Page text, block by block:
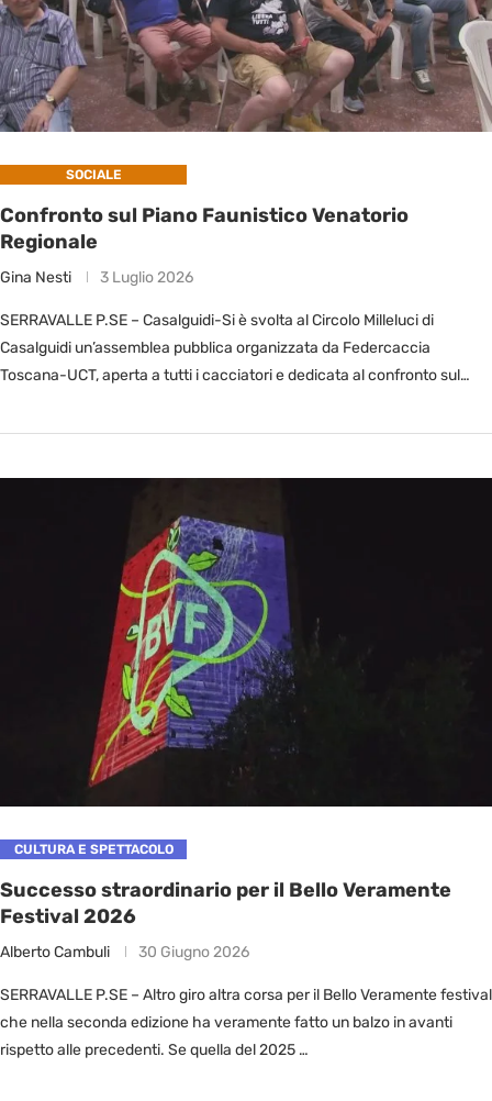
SOCIALE
Confronto sul Piano Faunistico Venatorio
Regionale
Gina Nesti 3 Luglio 2026
SERRAVALLE P.SE – Casalguidi-Si è svolta al Circolo Milleluci di
Casalguidi un’assemblea pubblica organizzata da Federcaccia
Toscana-UCT, aperta a tutti i cacciatori e dedicata al confronto sul
CULTURA E SPETTACOLO
Successo straordinario per il Bello Veramente
Festival 2026
Alberto Cambuli 30 Giugno 2026
SERRAVALLE P.SE – Altro giro altra corsa per il Bello Veramente festival
che nella seconda edizione ha veramente fatto un balzo in avanti
rispetto alle precedenti. Se quella del 2025 …